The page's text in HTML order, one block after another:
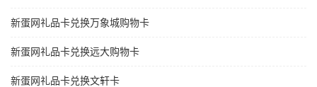
新蛋网礼品卡兑换万象城购物卡
新蛋网礼品卡兑换远大购物卡
新蛋网礼品卡兑换文轩卡